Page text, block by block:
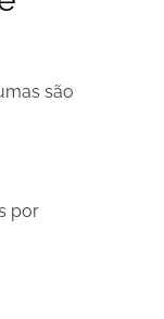
são
por